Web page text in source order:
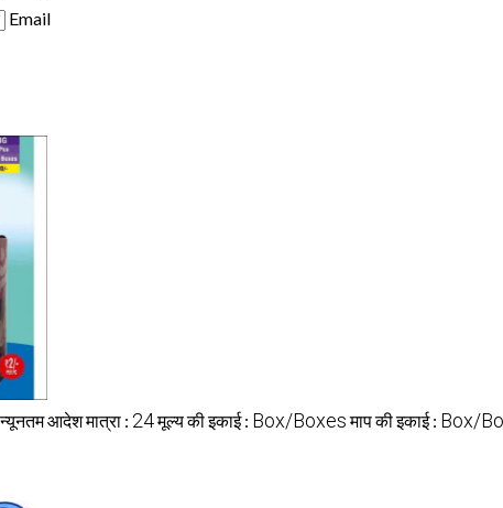
Email
न्यूनतम आदेश मात्रा : 24मूल्य की इकाई : Box/Boxes माप की इकाई : Box/